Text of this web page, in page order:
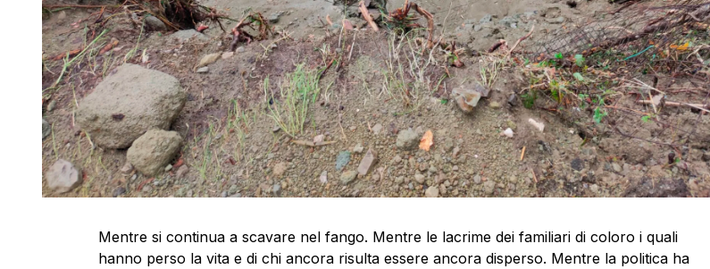
Mentre si continua a scavare nel fango. Mentre le lacrime dei familiari di coloro i quali
hanno perso la vita e di chi ancora risulta essere ancora disperso. Mentre la politica ha